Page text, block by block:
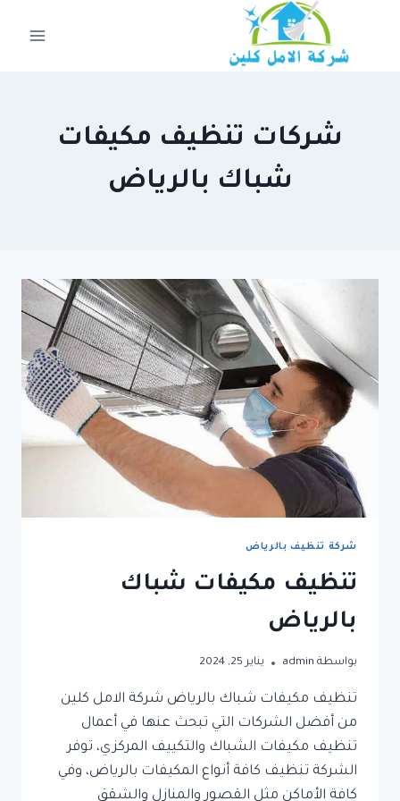
شركات تنظيف مكيفات
شباك بالرياض
شركة تنظيف بالرياض
تنظيف مكيفات شباك
بالرياض
بواسطة admin يناير 25, 2024
تنظيف مكيفات شباك بالرياض شركة الامل كلين
من أفضل الشركات التي تبحث عنها في أعمال
تنظيف مكيفات الشباك والتكييف المركزي، توفر
الشركة تنظيف كافة أنواع المكيفات بالرياض، وفي
كافة الأماكن مثل القصور والمنازل والشقق